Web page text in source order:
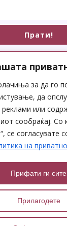
за да го
да
или
сообраќај. Со
се согласувате
на
Прилагодете
Прифати ги сите
Прати!
Center